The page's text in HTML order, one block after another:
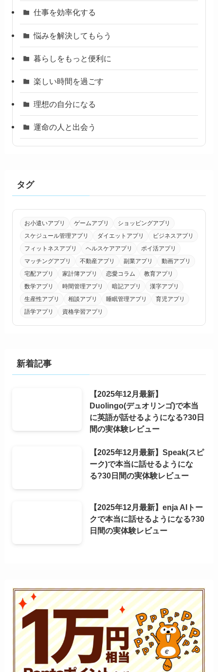
仕事を効率化する
悩みを解決してもらう
暮らしをもっと便利に
楽しい時間を過ごす
理想の自分になる
運命の人と出会う
タグ
お小遣いアプリ ゲームアプリ
ショッピングアプリ
スケジュール管理アプリ
ダイエットアプリ
ビジネスアプリ
フィットネスアプリ
ヘルスケアアプリ
ポイ活アプリ
マッチングアプリ
不動産アプリ 副業アプリ
動画アプリ
宅配アプリ
家計簿アプリ 恋愛コラム
教育アプリ
数学アプリ
時間管理アプリ 暗記アプリ
漢字アプリ
生産性アプリ
相談アプリ 睡眠管理アプリ
育児アプリ
語学アプリ
資格学習アプリ
新着記事
【2025年12月最新】
Duolingo(デュオリンゴ)で本当
に英語が話せるようになる?30日
間の実体験レビュー
【2025年12月最新】Speak(スピ
ーク)で本当に話せるようにな
る?30日間の実体験レビュー
【2025年12月最新】enja AIトー
クで本当に話せるようになる?30
日間の実体験レビュー